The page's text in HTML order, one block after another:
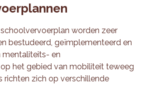
worden zeer
bestudeerd, geïmplementeerd en
mentaliteits- en
het gebied van mobiliteit teweeg
richten zich op verschillende